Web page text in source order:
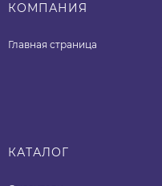
КОМПАНИЯ
Главная страница
КАТАЛОГ